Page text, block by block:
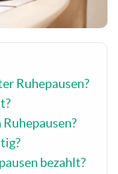
Ruhepausen?
bezahlt?